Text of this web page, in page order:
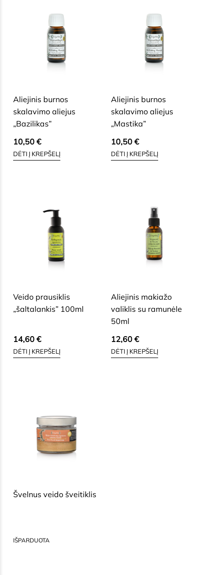
Aliejinis burnos
skalavimo aliejus
„Bazilikas”
10,50 €
DĖTI Į KREPŠELĮ
Aliejinis burnos
skalavimo aliejus
„Mastika”
10,50 €
DĖTI Į KREPŠELĮ
Veido prausiklis
„šaltalankis” 100ml
14,60 €
DĖTI Į KREPŠELĮ
Aliejinis makiažo
valiklis su ramunėle
50ml
12,60 €
DĖTI Į KREPŠELĮ
Švelnus veido šveitiklis
IŠPARDUOTA